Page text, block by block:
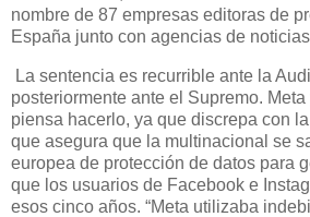
nombre de 87 empresas editoras de
España junto con agencias de
La sentencia es recurrible ante la
posteriormente ante el Supremo.
piensa hacerlo, ya que discrepa con
que asegura que la multinacional se
europea de protección de datos para
que los usuarios de Facebook e
esos cinco años. “Meta utilizaba